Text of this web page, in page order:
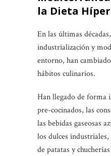
la Dieta
En las últimas
industrialización y
entorno, han
hábitos culinarios.
Han llegado de forma
pre-cocinados, las
las bebidas gaseosas
los dulces industriales,
de patatas y